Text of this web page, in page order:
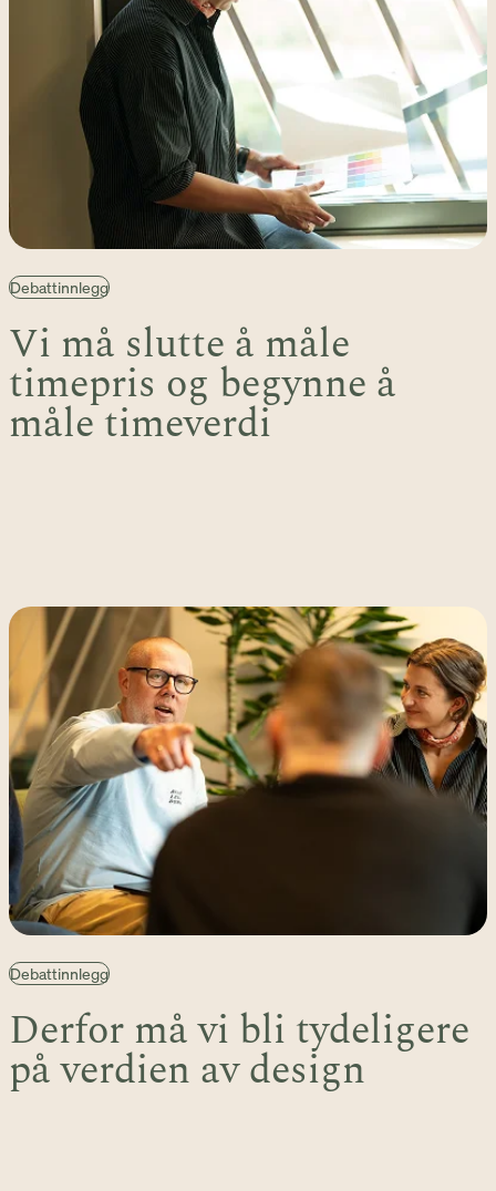
Debattinnlegg
Vi må slutte å måle
timepris og begynne å
måle timeverdi
Debattinnlegg
Derfor må vi bli tydeligere
på verdien av design